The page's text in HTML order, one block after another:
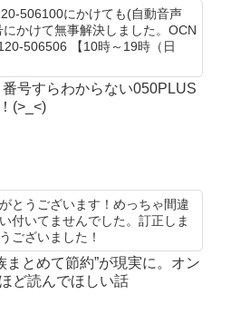
506100にかけても(自動音声
かけて無事解決しました。OCN
506506 【10時～19時（日
号すらわからない050PLUS
(>_<)
とうございます！めっちゃ間違
付いてませんでした。訂正しま
ございました！
まとめて節約”が現実に。オン
ど読んでほしい話